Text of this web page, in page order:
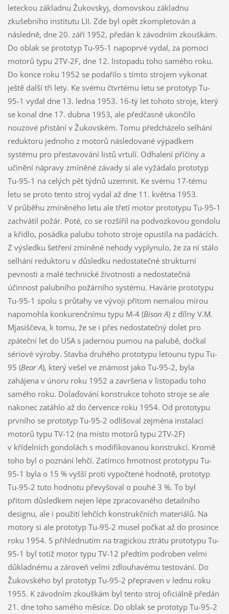
leteckou základnu Žukovskyj, domovskou základnu
zkušebního institutu LII. Zde byl opět zkompletován a
následně, dne 20. září 1952, předán k závodním zkouškám.
Do oblak se prototyp Tu-95-1 napoprvé vydal, za pomoci
motorů typu 2TV-2F, dne 12. listopadu toho samého roku.
Do konce roku 1952 se podařilo s tímto strojem vykonat
ještě další tři lety. Ke svému čtvrtému letu se prototyp Tu-
95-1 vydal dne 13. ledna 1953. 16-tý let tohoto stroje, který
se konal dne 17. dubna 1953, ale předčasně ukončilo
nouzové přistání v Žukovském. Tomu předcházelo selhání
reduktoru jednoho z motorů následované výpadkem
systému pro přestavování listů vrtulí. Odhalení příčiny a
učinění nápravy zmíněné závady si ale vyžádalo prototyp
Tu-95-1 na celých pět týdnů uzemnit. Ke svému 17-tému
letu se proto tento stroj vydal až dne 11. května 1953.
V průběhu zmíněného letu ale třetí motor prototypu Tu-95-1
zachvátil požár. Poté, co se rozšířil na podvozkovou gondolu
a křídlo, posádka palubu tohoto stroje opustila na padácích.
Z výsledku šetření zmíněné nehody vyplynulo, že za ní stálo
selhání reduktoru v důsledku nedostatečné strukturní
pevnosti a malé technické životnosti a nedostatečná
účinnost palubního požárního systému. Havárie prototypu
Tu-95-1 spolu s průtahy ve vývoji přitom nemalou mírou
napomohla konkurenčnímu typu M-4 (Bison A) z dílny V.M.
Mjasiščeva, k tomu, že se i přes nedostatečný dolet pro
zpáteční let do USA s jadernou pumou na palubě, dočkal
sériové výroby. Stavba druhého prototypu letounu typu Tu-
95 (Bear A), který vešel ve známost jako Tu-95-2, byla
zahájena v únoru roku 1952 a završena v listopadu toho
samého roku. Dolaďování konstrukce tohoto stroje se ale
nakonec zatáhlo až do července roku 1954. Od prototypu
prvního se prototyp Tu-95-2 odlišoval zejména instalací
motorů typu TV-12 (na místo motorů typu 2TV-2F)
v křídelních gondolách s modifikovanou konstrukcí. Kromě
toho byl o poznání lehčí. Zatímco hmotnost prototypu Tu-
95-1 byla o 15 % vyšší proti vypočtené hodnotě, prototyp
Tu-95-2 tuto hodnotu převyšoval o pouhé 3 %. To byl
přitom důsledkem nejen lépe zpracovaného detailního
designu, ale i použití lehčích konstrukčních materiálů. Na
motory si ale prototyp Tu-95-2 musel počkat až do prosince
roku 1954. S přihlédnutím na tragickou ztrátu prototypu Tu-
95-1 byl totiž motor typu TV-12 předtím podroben velmi
důkladnému a zároveň velmi zdlouhavému testování. Do
Žukovského byl prototyp Tu-95-2 přepraven v lednu roku
1955. K závodním zkouškám byl tento stroj oficiálně předán
21. dne toho samého měsíce. Do oblak se prototyp Tu-95-2